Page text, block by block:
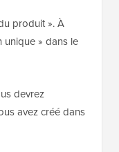
produit ». À
unique » dans le
devrez
avez créé dans